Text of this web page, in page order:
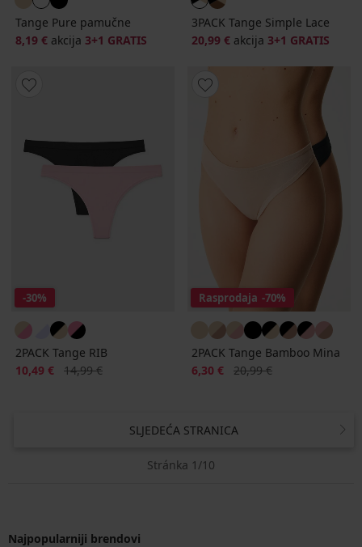
Tange Pure pamučne
8,19 € akcija 3+1 GRATIS
3PACK Tange Simple Lace
20,99 € akcija 3+1 GRATIS
-30%
2PACK Tange RIB
Popust
10,49 € Prvobitna cijena
14,99 €
Rasprodaja -70%
2PACK Tange Bamboo Mina
Popust
6,30 € Prvobitna cijena
20,99 €
SLJEDEĆA STRANICA
Stránka 1/10
Najpopularniji brendovi